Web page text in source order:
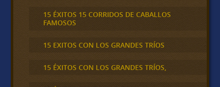
15 ÉXITOS 15 CORRIDOS DE CABALLOS
FAMOSOS
15 EXITOS CON LOS GRANDES TRÍOS
15 ÉXITOS CON LOS GRANDES TRÍOS,